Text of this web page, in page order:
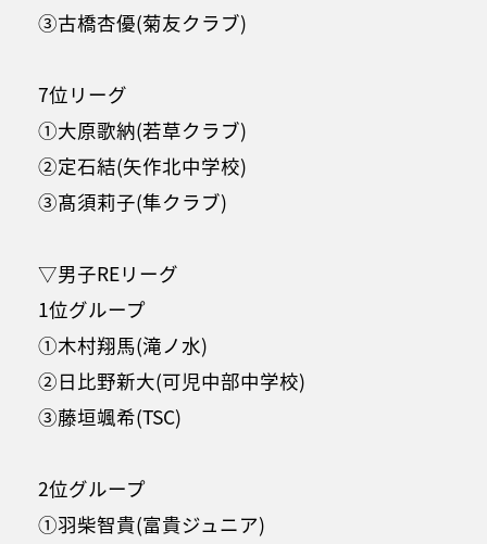
③古橋杏優(菊友クラブ)
7位リーグ
①大原歌納(若草クラブ)
②定石結(矢作北中学校)
③髙須莉子(隼クラブ)
▽男子REリーグ
1位グループ
①木村翔馬(滝ノ水)
②日比野新大(可児中部中学校)
③藤垣颯希(TSC)
2位グループ
①羽柴智貴(富貴ジュニア)